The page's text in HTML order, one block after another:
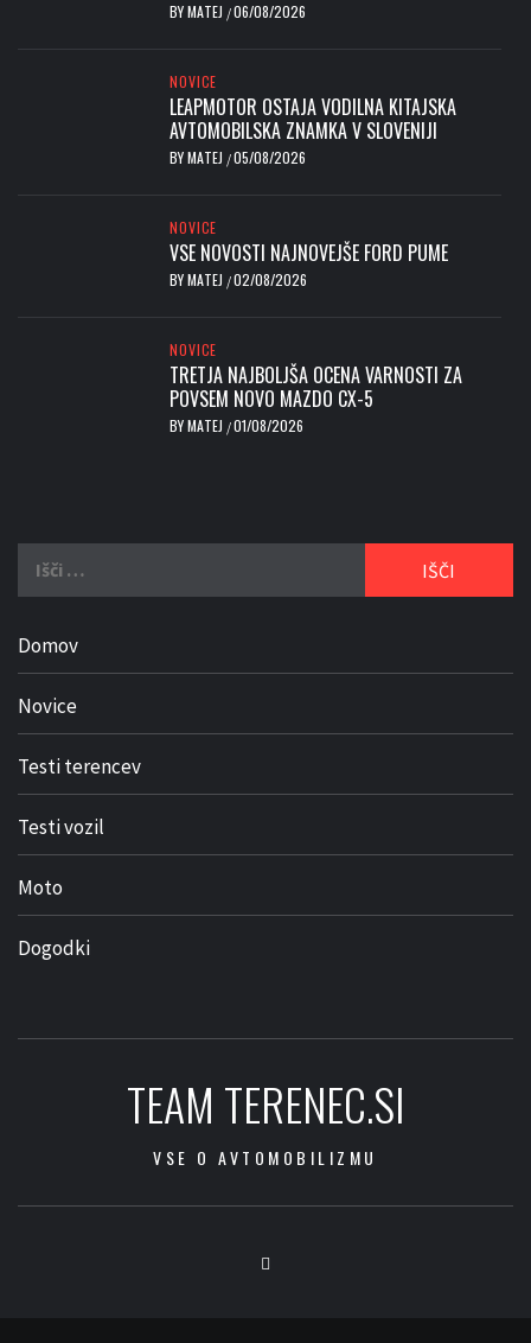
BYMATEJ /06/08/2026
NOVICE
LEAPMOTOR OSTAJA VODILNA KITAJSKA
AVTOMOBILSKA ZNAMKA V SLOVENIJI
BYMATEJ /05/08/2026
NOVICE
VSE NOVOSTI NAJNOVEJŠE FORD PUME
BYMATEJ /02/08/2026
NOVICE
TRETJA NAJBOLJŠA OCENA VARNOSTI ZA
POVSEM NOVO MAZDO CX-5
BYMATEJ /01/08/2026
Išči:
Domov
Novice
Testi terencev
Testi vozil
Moto
Dogodki
TEAM TERENEC.SI
VSE O AVTOMOBILIZMU
Facebook